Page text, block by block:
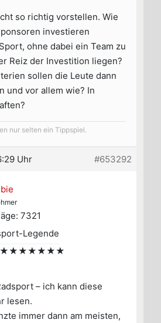
so richtig vorstellen. Wie
investieren
ohne dabei ein Team zu
Reiz der Investition liegen?
sollen die Leute dann
und vor allem wie? In
nur selten ein Tippspiel.
Uhr #653292
7321
Legende
– ich kann diese
lesen.
immer dann am meisten,